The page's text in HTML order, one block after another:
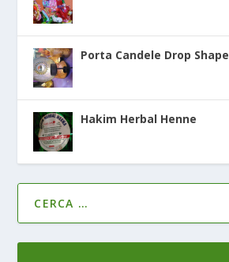
Porta Candele Drop Shape
Hakim Herbal Henne